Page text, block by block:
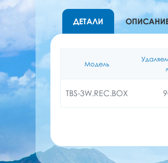
ДЕТАЛИ
Модель
TBS-3W.REC.BOX